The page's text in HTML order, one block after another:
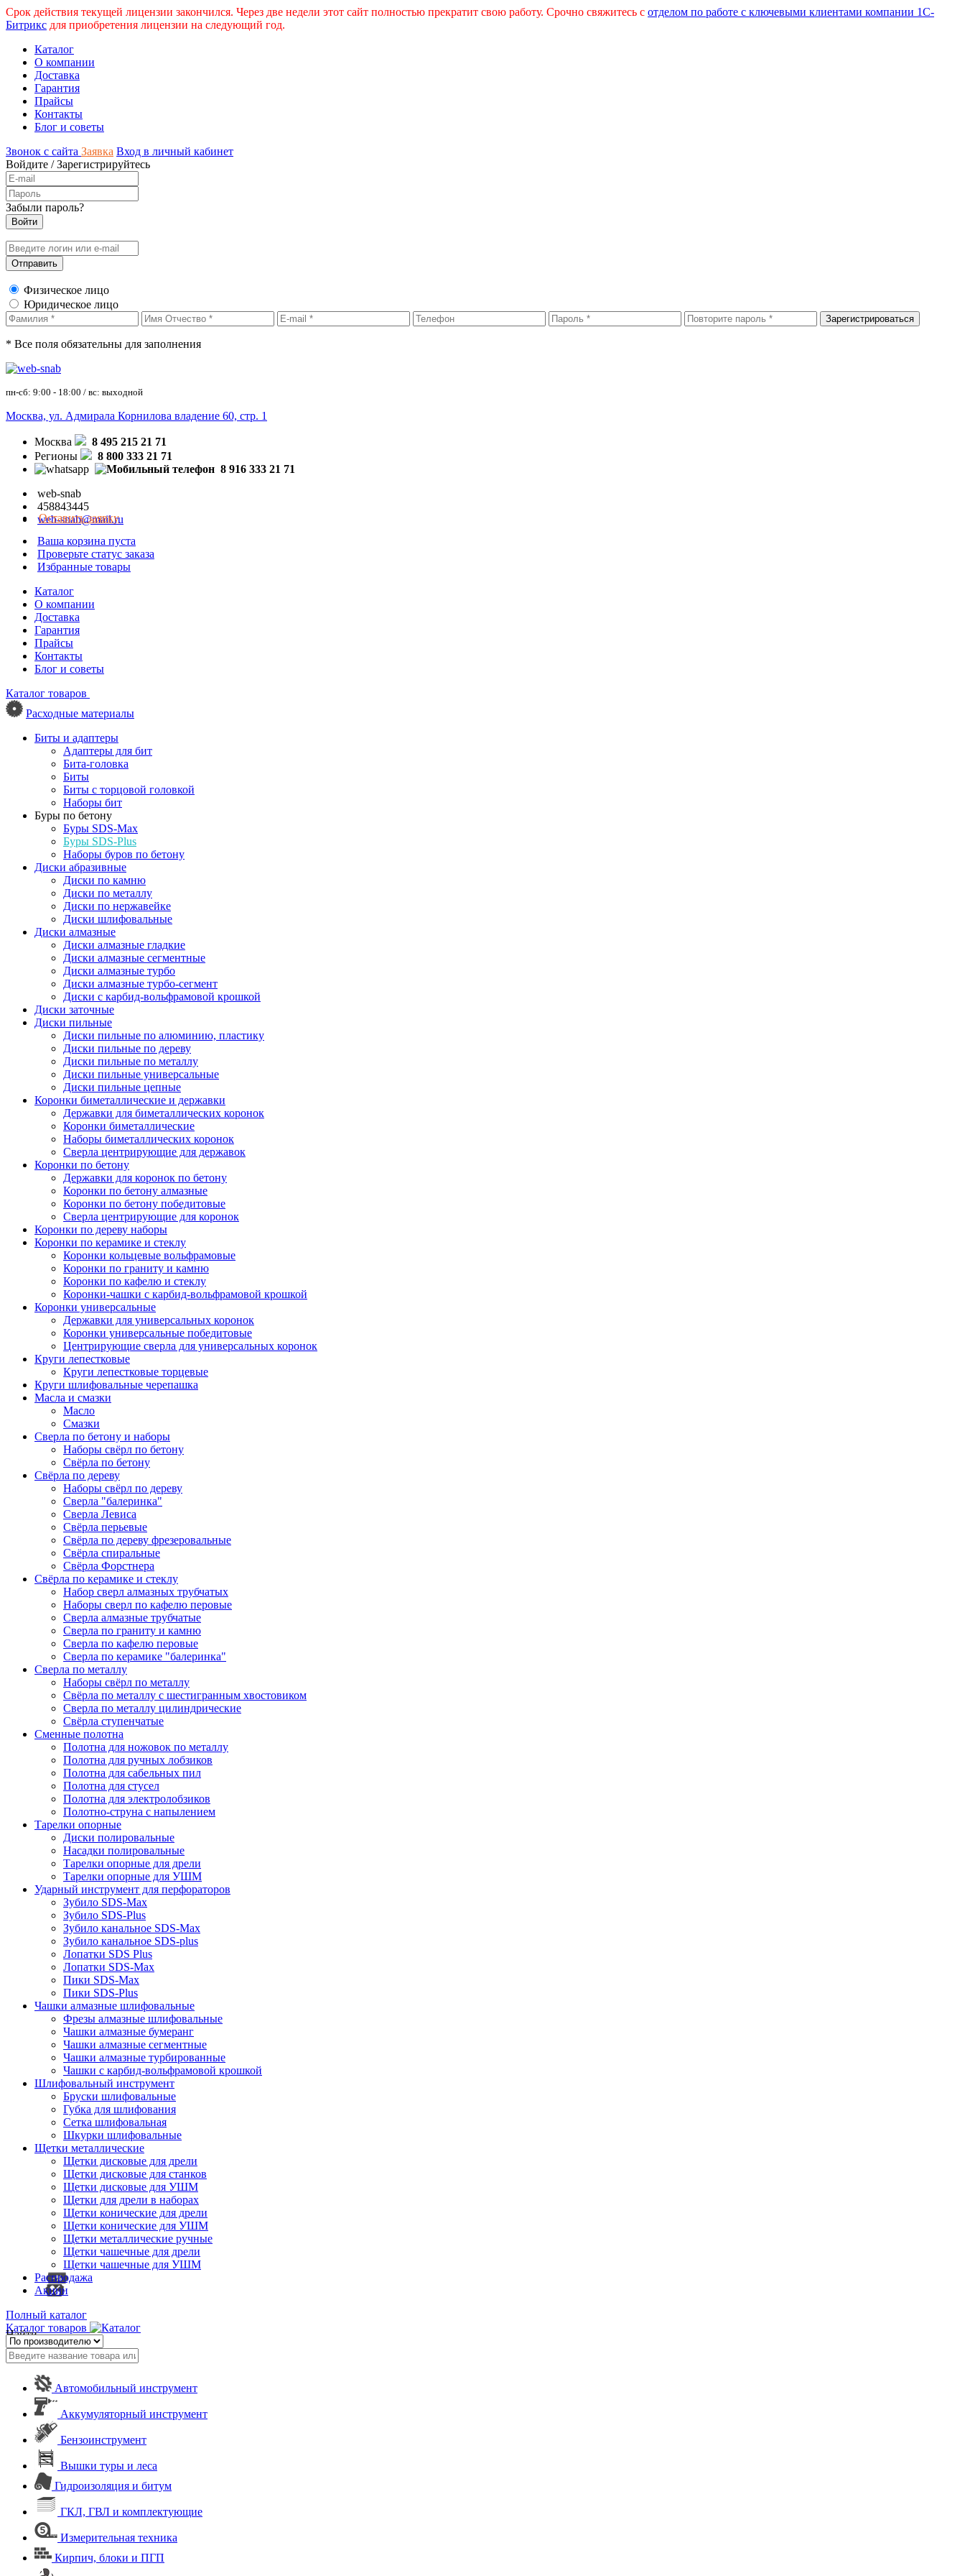
Срок действия текущей лицензии закончился. Через две недели этот сайт полностью прекратит свою работу. Срочно свяжитесь с отделом по работе с ключевыми клиентами компании 1С-
Битрикс для приобретения лицензии на следующий год.
Каталог
О компании
Доставка
Гарантия
Прайсы
Контакты
Блог и советы
Звонок с сайта Заявка Вход в личный кабинет
Войдите /Зарегистрируйтесь
Забыли пароль?
Физическое лицо
Юридическое лицо
* Все поля обязательны для заполнения
пн-сб: 9:00 - 18:00 / вс: выходной
Москва, ул. Адмирала Корнилова владение 60, стр. 1
Москва
8 495 215 21 71
Регионы
8 800 333 21 71
8 916 333 21 71
web-snab
458843445
web-snab@mail.ru
Оставить заявку
Ваша корзина пуста
Проверьте статус заказа
Избранные товары
Каталог
О компании
Доставка
Гарантия
Прайсы
Контакты
Блог и советы
Каталог товаров
Расходные материалы
Биты и адаптеры
Адаптеры для бит
Бита-головка
Биты
Биты с торцовой головкой
Наборы бит
Буры по бетону
Буры SDS-Max
Буры SDS-Plus
Наборы буров по бетону
Диски абразивные
Диски по камню
Диски по металлу
Диски по нержавейке
Диски шлифовальные
Диски алмазные
Диски алмазные гладкие
Диски алмазные сегментные
Диски алмазные турбо
Диски алмазные турбо-сегмент
Диски с карбид-вольфрамовой крошкой
Диски заточные
Диски пильные
Диски пильные по алюминию, пластику
Диски пильные по дереву
Диски пильные по металлу
Диски пильные универсальные
Диски пильные цепные
Коронки биметаллические и державки
Державки для биметаллических коронок
Коронки биметаллические
Наборы биметаллических коронок
Сверла центрирующие для державок
Коронки по бетону
Державки для коронок по бетону
Коронки по бетону алмазные
Коронки по бетону победитовые
Сверла центрирующие для коронок
Коронки по дереву наборы
Коронки по керамике и стеклу
Коронки кольцевые вольфрамовые
Коронки по граниту и камню
Коронки по кафелю и стеклу
Коронки-чашки с карбид-вольфрамовой крошкой
Коронки универсальные
Державки для универсальных коронок
Коронки универсальные победитовые
Центрирующие сверла для универсальных коронок
Круги лепестковые
Круги лепестковые торцевые
Круги шлифовальные черепашка
Масла и смазки
Масло
Смазки
Сверла по бетону и наборы
Наборы свёрл по бетону
Свёрла по бетону
Свёрла по дереву
Наборы свёрл по дереву
Сверла "балеринка"
Сверла Левиса
Свёрла перьевые
Свёрла по дереву фрезеровальные
Свёрла спиральные
Свёрла Форстнера
Свёрла по керамике и стеклу
Набор сверл алмазных трубчатых
Наборы сверл по кафелю перовые
Сверла алмазные трубчатые
Сверла по граниту и камню
Сверла по кафелю перовые
Сверла по керамике "балеринка"
Сверла по металлу
Наборы свёрл по металлу
Свёрла по металлу с шестигранным хвостовиком
Сверла по металлу цилиндрические
Свёрла ступенчатые
Сменные полотна
Полотна для ножовок по металлу
Полотна для ручных лобзиков
Полотна для сабельных пил
Полотна для стусел
Полотна для электролобзиков
Полотно-струна с напылением
Тарелки опорные
Диски полировальные
Насадки полировальные
Тарелки опорные для дрели
Тарелки опорные для УШМ
Ударный инструмент для перфораторов
Зубило SDS-Max
Зубило SDS-Plus
Зубило канальное SDS-Max
Зубило канальное SDS-plus
Лопатки SDS Plus
Лопатки SDS-Max
Пики SDS-Max
Пики SDS-Plus
Чашки алмазные шлифовальные
Фрезы алмазные шлифовальные
Чашки алмазные бумеранг
Чашки алмазные сегментные
Чашки алмазные турбированные
Чашки с карбид-вольфрамовой крошкой
Шлифовальный инструмент
Бруски шлифовальные
Губка для шлифования
Сетка шлифовальная
Шкурки шлифовальные
Щетки металлические
Щетки дисковые для дрели
Щетки дисковые для станков
Щетки дисковые для УШМ
Щетки для дрели в наборах
Щетки конические для дрели
Щетки конические для УШМ
Щетки металлические ручные
Щетки чашечные для дрели
Щетки чашечные для УШМ
Распродажа
Акции
Полный каталог
Каталог товаров
Найти
Автомобильный инструмент
Аккумуляторный инструмент
Бензоинструмент
Вышки туры и леса
Гидроизоляция и битум
ГКЛ, ГВЛ и комплектующие
Измерительная техника
Кирпич, блоки и ПГП